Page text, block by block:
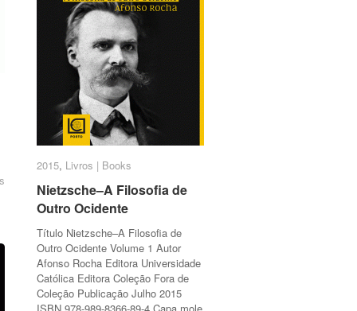
2015, Livros | Books
Nietzsche–A Filosofia de
Outro Ocidente
Título Nietzsche–A Filosofia de
Outro Ocidente Volume 1 Autor
Afonso Rocha Editora Universidade
Católica Editora Coleção Fora de
Coleção Publicação Julho 2015
2015 Livros | Books
Nietzsche–A Filosofia de
Outro Ocidente